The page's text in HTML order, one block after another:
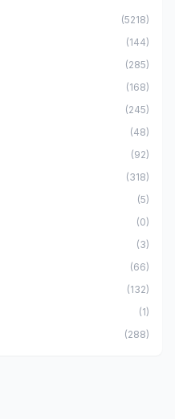
(5218)
(144)
(285)
(168)
(245)
(48)
(92)
(318)
(5)
(0)
(3)
(66)
(132)
(1)
(288)